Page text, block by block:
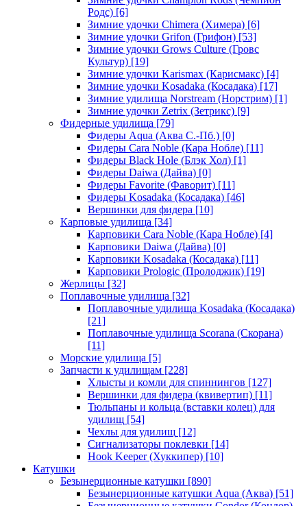
Родс) [6]
Зимние удочки Chimera (Химера) [6]
Зимние удочки Grifon (Грифон) [53]
Зимние удочки Grows Culture (Гровс
Культур) [19]
Зимние удочки Karismax (Карисмакс) [4]
Зимние удочки Kosadaka (Косадака) [17]
Зимние удилища Norstream (Норстрим) [1]
Зимние удочки Zetrix (Зетрикс) [9]
Фидерные удилища [79]
Фидеры Aqua (Аква С.-Пб.) [0]
Фидеры Cara Noble (Кара Нобле) [11]
Фидеры Black Hole (Блэк Хол) [1]
Фидеры Daiwa (Дайва) [0]
Фидеры Favorite (Фаворит) [11]
Фидеры Kosadaka (Косадака) [46]
Вершинки для фидера [10]
Карповые удилища [34]
Карповики Cara Noble (Кара Нобле) [4]
Карповики Daiwa (Дайва) [0]
Карповики Kosadaka (Косадака) [11]
Карповики Prologic (Пролоджик) [19]
Жерлицы [32]
Поплавочные удилища [32]
Поплавочные удилища Kosadaka (Косадака)
[21]
Поплавочные удилища Scorana (Скорана)
[11]
Морские удилища [5]
Запчасти к удилищам [228]
Хлысты и комли для спиннингов [127]
Вершинки для фидера (квивертип) [11]
Тюльпаны и кольца (вставки колец) для
удилищ [54]
Чехлы для удилищ [12]
Сигнализаторы поклевки [14]
Hook Keeper (Хуккипер) [10]
Катушки
Безынерционные катушки [890]
Безынерционные катушки Aqua (Аква) [51]